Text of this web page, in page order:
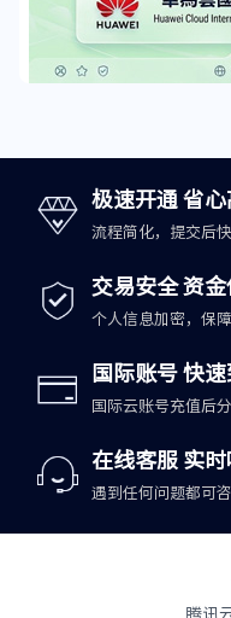
极速开通 省心
流程简化，提交后
交易安全 资金
个人信息加密，保障
国际账号 快
国际云账号充值后
在线客服 实时
遇到任何问题都可
腾讯